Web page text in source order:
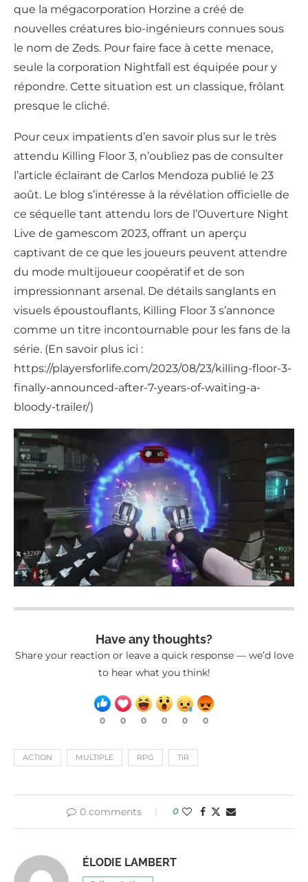
que la mégacorporation Horzine a créé de
nouvelles créatures bio-ingénieurs connues sous
le nom de Zeds. Pour faire face à cette menace,
seule la corporation Nightfall est équipée pour y
répondre. Cette situation est un classique, frôlant
presque le cliché.
Pour ceux impatients d’en savoir plus sur le très
attendu Killing Floor 3, n’oubliez pas de consulter
l’article éclairant de Carlos Mendoza publié le 23
août. Le blog s’intéresse à la révélation officielle de
ce séquelle tant attendu lors de l’Ouverture Night
Live de gamescom 2023, offrant un aperçu
captivant de ce que les joueurs peuvent attendre
du mode multijoueur coopératif et de son
impressionnant arsenal. De détails sanglants en
visuels époustouflants, Killing Floor 3 s’annonce
comme un titre incontournable pour les fans de la
série. (En savoir plus ici :
https://playersforlife.com/2023/08/23/killing-floor-3-
finally-announced-after-7-years-of-waiting-a-
bloody-trailer/)
Have any thoughts?
Share your reaction or leave a quick response — we’d love
to hear what you think!
0 0 0 0 0 0
ACTION MULTIPLE RPG TIR
0 comments 0
ÉLODIE LAMBERT